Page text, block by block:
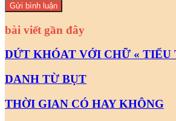
bài viết gần đây
DỨT KHÓAT VỚI CHỮ « TIỂU
DANH TỪ BỤT
THỜI GIAN CÓ HAY KHÔNG